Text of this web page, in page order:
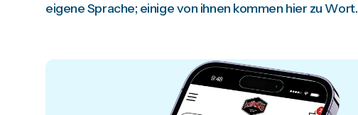
eigene Sprache; einige von ihnen kommen hier zu Wort.